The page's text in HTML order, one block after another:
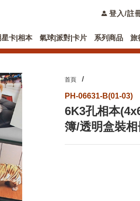
登入/註
星卡|相本 氣球|派對|卡片 系列商品 旅
首頁
PH-06631-B(01-03)
6K3孔相本
簿/透明盒裝